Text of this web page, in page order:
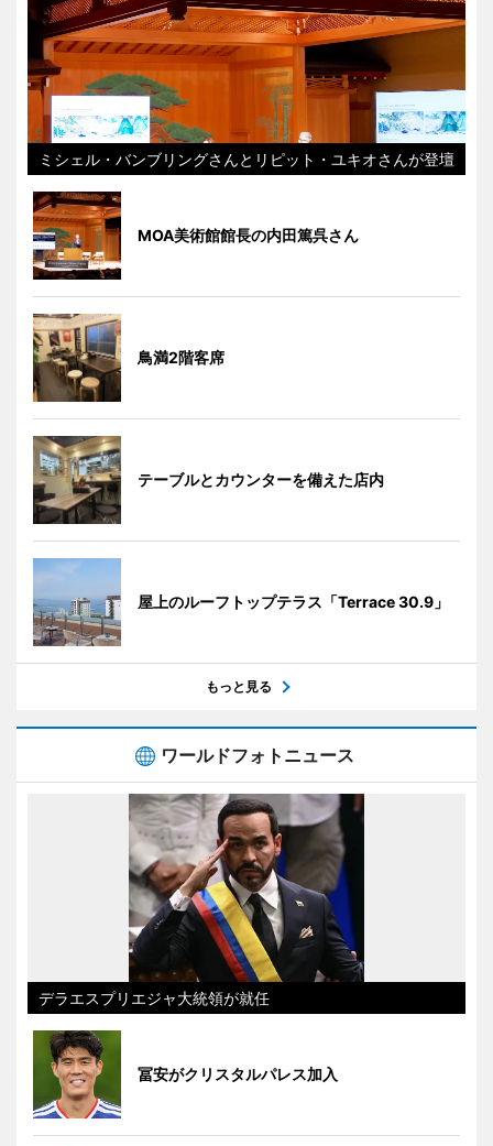
ミシェル・バンブリングさんとリピット・ユキオさんが登壇
MOA美術館館長の内田篤呉さん
鳥満2階客席
テーブルとカウンターを備えた店内
屋上のルーフトップテラス「Terrace 30.9」
もっと見る
ワールドフォトニュース
デラエスプリエジャ大統領が就任
冨安がクリスタルパレス加入